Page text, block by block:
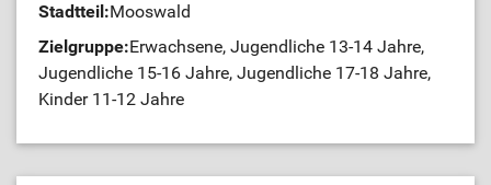
Stadtteil:Mooswald
Zielgruppe:Erwachsene, Jugendliche 13-14 Jahre,
Jugendliche 15-16 Jahre, Jugendliche 17-18 Jahre,
Kinder 11-12 Jahre